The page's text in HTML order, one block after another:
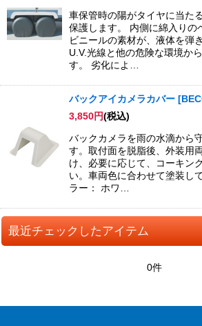
車保管時の陽がタイヤに当た
保護します。 内側に綿入りの
ビニールの素材が、液体を弾
U.V.光線と他の危険な環境か
す。 劣化によ…
バックアイカメラカバー [
3,850円(税込)
バックカメラを雨の水滴から
す。取付面を脱脂後、外装用
け、必要に応じて、コーキン
い。車両色に合わせて塗装し
ラー： ホワ…
最近チェックしたアイテム
0件